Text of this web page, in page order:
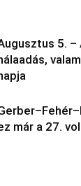
5. –
már a 27.